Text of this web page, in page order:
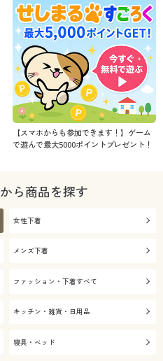
【スマホからも参加できます！】ゲーム
で遊んで最大5000ポイントプレゼント！
ら商品を探す
女性下着
メンズ下着
ファッション・下着すべて
キッチン・雑貨・日用品
寝具・ベッド